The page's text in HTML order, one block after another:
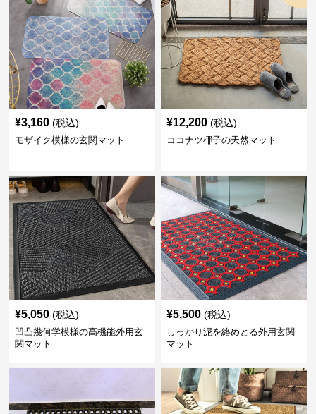
¥3,160 (税込)
モザイク模様の玄関マット
¥12,200 (税込)
ココナツ椰子の天然マット
¥5,050 (税込)
凹凸幾何学模様の高機能外用玄
関マット
¥5,500 (税込)
しっかり泥を絡めとる外用玄関
マット